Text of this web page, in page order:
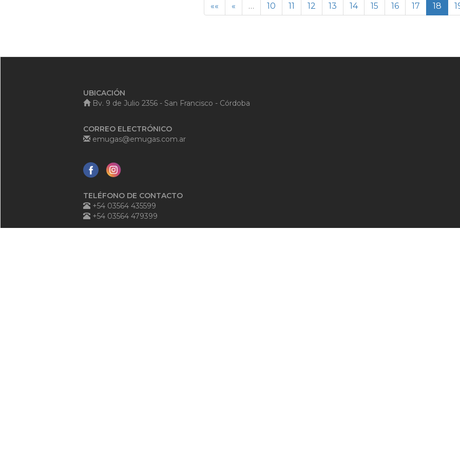
«« « … 10 11 12 13 14 15 16 17 18
UBICACIÓN
Bv. 9 de Julio 2356 - San Francisco - Córdoba
CORREO ELECTRÓNICO
emugas@emugas.com.ar
TELÉFONO DE CONTACTO
+54 03564 435599
+54 03564 479399